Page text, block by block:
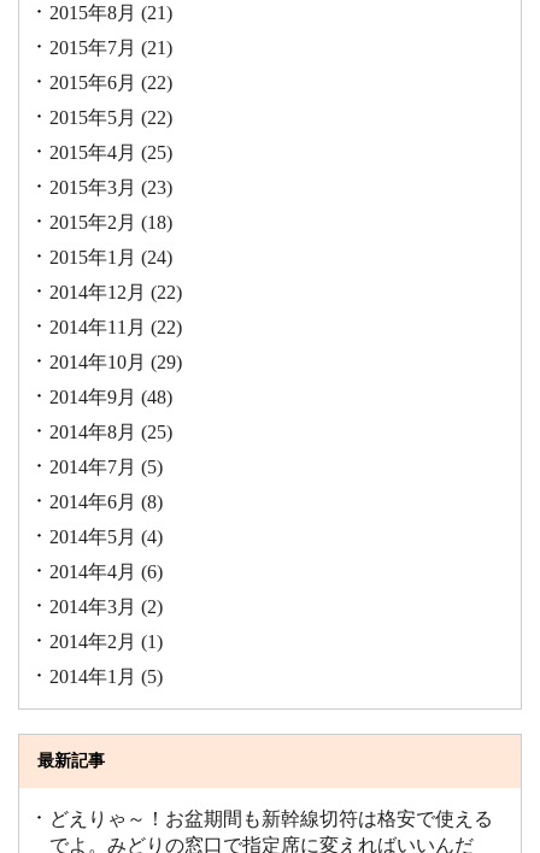
2015年8月 (21)
2015年7月 (21)
2015年6月 (22)
2015年5月 (22)
2015年4月 (25)
2015年3月 (23)
2015年2月 (18)
2015年1月 (24)
2014年12月 (22)
2014年11月 (22)
2014年10月 (29)
2014年9月 (48)
2014年8月 (25)
2014年7月 (5)
2014年6月 (8)
2014年5月 (4)
2014年4月 (6)
2014年3月 (2)
2014年2月 (1)
2014年1月 (5)
最新記事
どえりゃ～！お盆期間も新幹線切符は格安で使える
でよ。みどりの窓口で指定席に変えればいいんだ